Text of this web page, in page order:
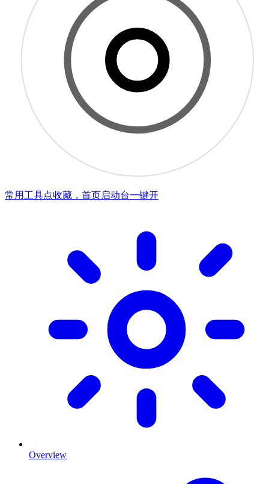
常用工具点收藏，首页启动台一键开
Overview